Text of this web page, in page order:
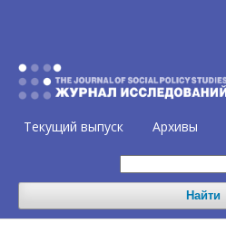
Текущий выпуск Архивы
Найти